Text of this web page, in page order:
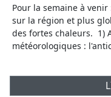
Pour la semaine à
sur la région et plus
des fortes chaleurs. 1)
météorologiques :